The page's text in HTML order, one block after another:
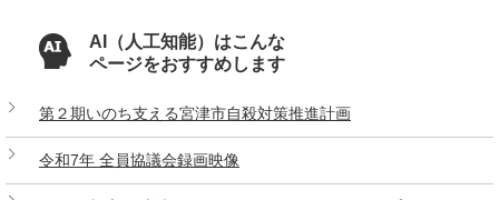
AI（人工知能）はこんな
ページをおすすめします
第２期いのち支える宮津市自殺対策推進計画
令和7年 全員協議会録画映像